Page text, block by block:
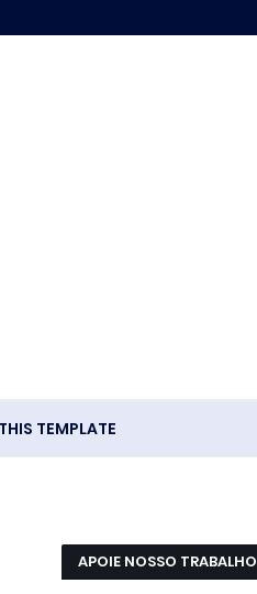
TEMPLATE
APOIE NOSSO TRABALHO